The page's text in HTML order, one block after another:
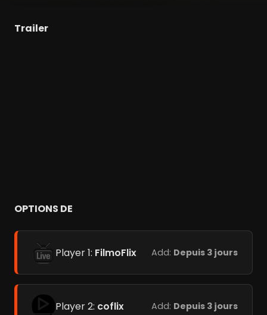
Trailer
OPTIONS DE
Player 1: FilmoFlix Add: Depuis 3 jours
Player 2: coflix Add: Depuis 3 jours